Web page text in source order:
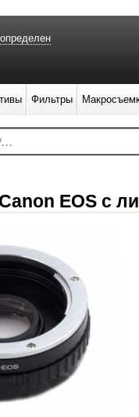
EOS с
Фильтры